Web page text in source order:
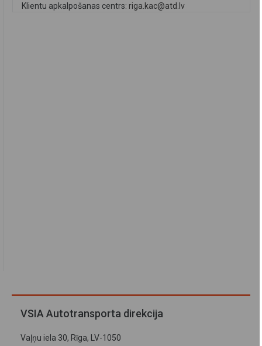
Klientu apkalpošanas centrs: riga.kac@atd.lv
VSIA Autotransporta direkcija
Vaļņu iela 30, Rīga, LV-1050